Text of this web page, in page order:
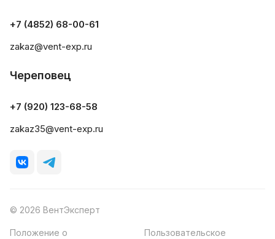
+7 (4852) 68-00-61
zakaz@vent-exp.ru
Череповец
+7 (920) 123-68-58
zakaz35@vent-exp.ru
© 2026 ВентЭксперт
Положение о Пользовательское